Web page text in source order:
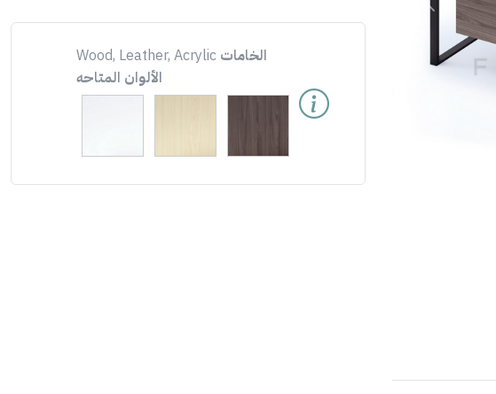
الخامات Wood, Leather, Acrylic
الألوان المتاحه